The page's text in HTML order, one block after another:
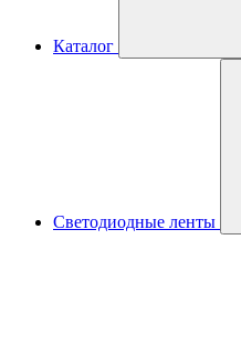
Каталог
Светодиодные ленты